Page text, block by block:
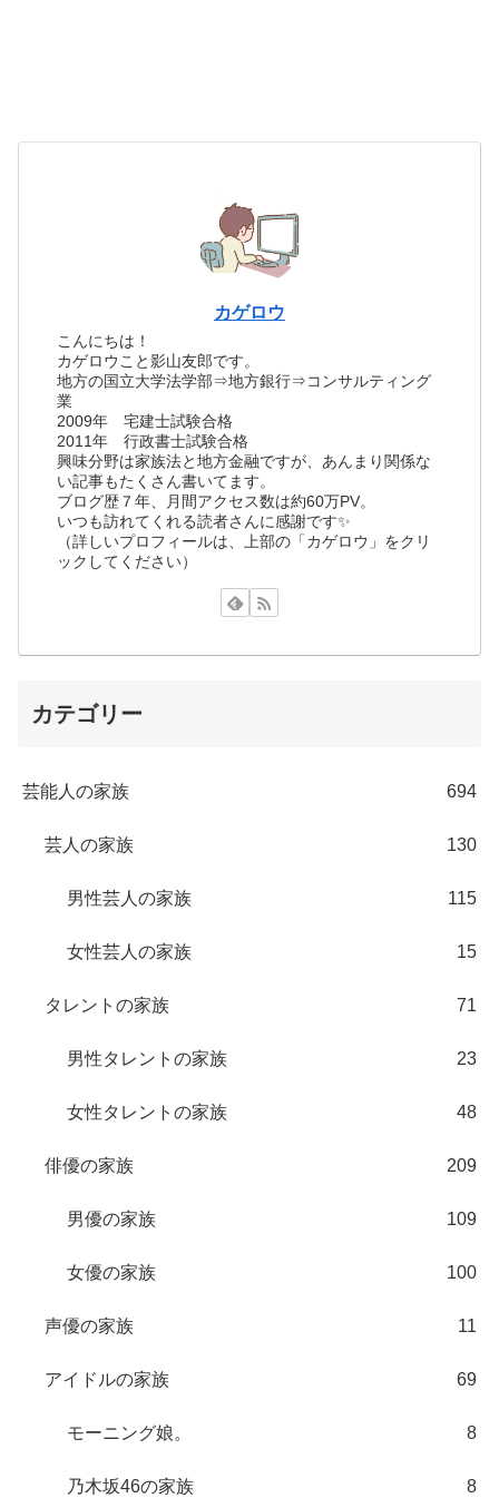
カゲロウ
こんにちは！
カゲロウこと影山友郎です。
地方の国立大学法学部⇒地方銀行⇒コンサルティング
業
2009年 宅建士試験合格
2011年 行政書士試験合格
興味分野は家族法と地方金融ですが、あんまり関係な
い記事もたくさん書いてます。
ブログ歴７年、月間アクセス数は約60万PV。
いつも訪れてくれる読者さんに感謝です✨
（詳しいプロフィールは、上部の「カゲロウ」をクリ
ックしてください）
カテゴリー
芸能人の家族 694
芸人の家族 130
男性芸人の家族 115
女性芸人の家族 15
タレントの家族 71
男性タレントの家族 23
女性タレントの家族 48
俳優の家族 209
男優の家族 109
女優の家族 100
声優の家族 11
アイドルの家族 69
モーニング娘。 8
乃木坂46の家族 8